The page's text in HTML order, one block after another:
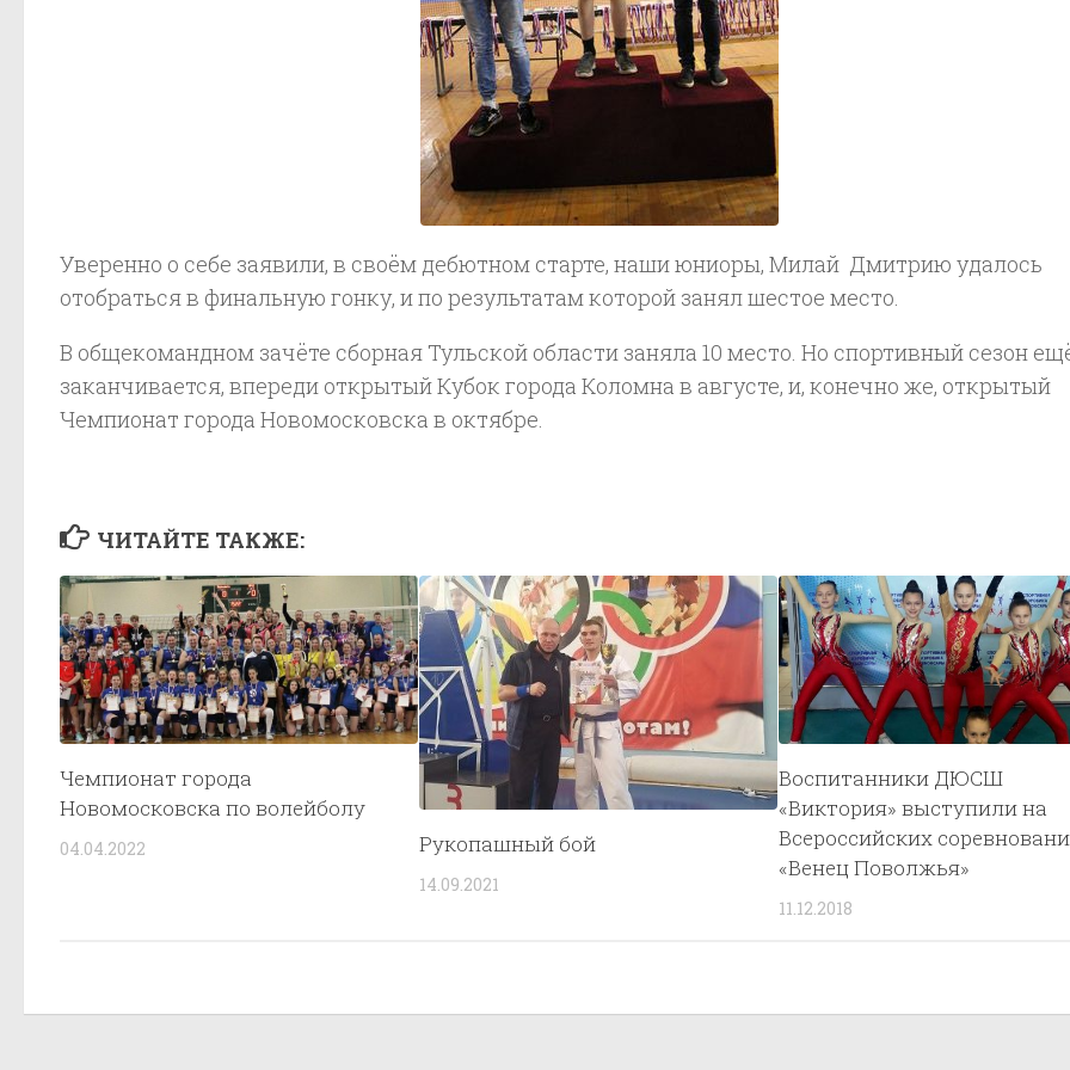
Уверенно о себе заявили, в своём дебютном старте, наши юниоры, Милай Дмитрию удалось
отобраться в финальную гонку, и по результатам которой занял шестое место.
В общекомандном зачёте сборная Тульской области заняла 10 место. Но спортивный сезон
заканчивается, впереди открытый Кубок города Коломна в августе, и, конечно же, открытый
Чемпионат города Новомосковска в октябре.
ЧИТАЙТЕ ТАКЖЕ:
Чемпионат города
Новомосковска по волейболу
04.04.2022 Рукопашный бой
14.09.2021
Воспитанники ДЮСШ
«Виктория» выступили на
Всероссийских
«Венец Поволжья»
11.12.2018